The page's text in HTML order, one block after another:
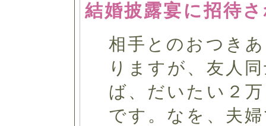
結婚披露宴に招待
相手とのおつき
りますが、友人
ば、だいたい２
です。なを、夫